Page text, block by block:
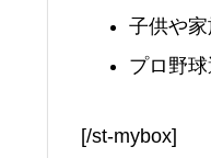
子供や
プロ野
[/st-mybox]